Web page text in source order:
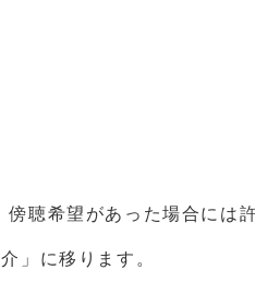
聴希望があった場合には
」に移ります。